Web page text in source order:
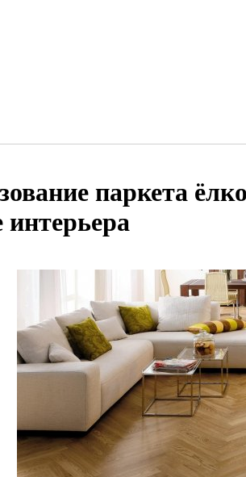
паркета
интерьера